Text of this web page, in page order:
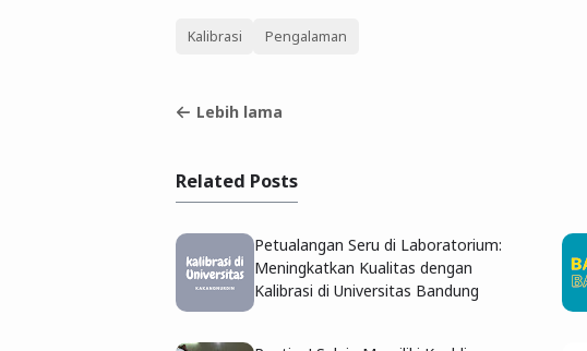
Kalibrasi Pengalaman
Lebih lama
Related Posts
Petualangan Seru di Laboratorium:
Meningkatkan Kualitas dengan
Kalibrasi di Universitas Bandung